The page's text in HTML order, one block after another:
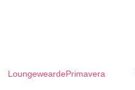
LoungeweardePrimavera